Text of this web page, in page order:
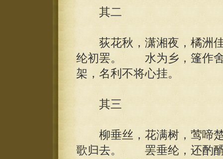
其二
荻花秋，潇湘夜，橘洲佳
纶初罢。 水为乡，篷作舍
架，名利不将心挂。
其三
柳垂丝，花满树，莺啼楚
歌归去。 罢垂纶，还酌醑